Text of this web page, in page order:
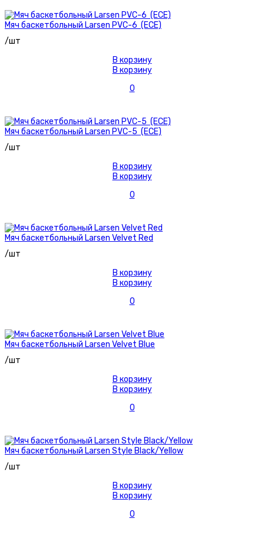
Мяч баскетбольный Larsen PVC-6 (ECE)
/шт
В корзину
В корзину
0
Мяч баскетбольный Larsen PVC-5 (ECE)
/шт
В корзину
В корзину
0
Мяч баскетбольный Larsen Velvet Red
/шт
В корзину
В корзину
0
Мяч баскетбольный Larsen Velvet Blue
/шт
В корзину
В корзину
0
Мяч баскетбольный Larsen Style Black/Yellow
/шт
В корзину
В корзину
0